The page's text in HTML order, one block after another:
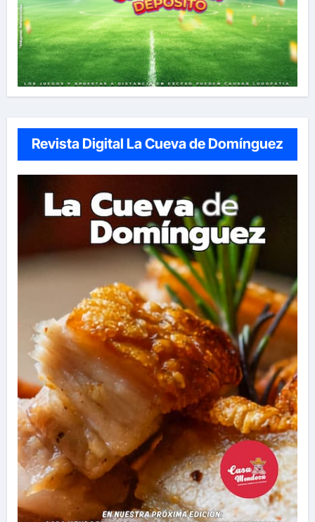
Revista Digital La Cueva de Domínguez